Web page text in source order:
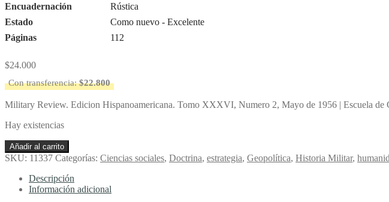
Encuadernación
Rústica
Estado
Como nuevo - Excelente
Páginas
112
$24.000
Con transferencia:$22.800
Military Review. Edicion Hispanoamericana. Tomo XXXVI, Numero 2, Mayo de 1956 | Escuela de
Hay existencias
Military
Review.
Hispanoamericana.
Tomo
Añadir al carrito
SKU: 11337 Categorías: Ciencias sociales, Doctrina, estrategia, Geopolítica, Historia Militar,
Descripción
Información adicional